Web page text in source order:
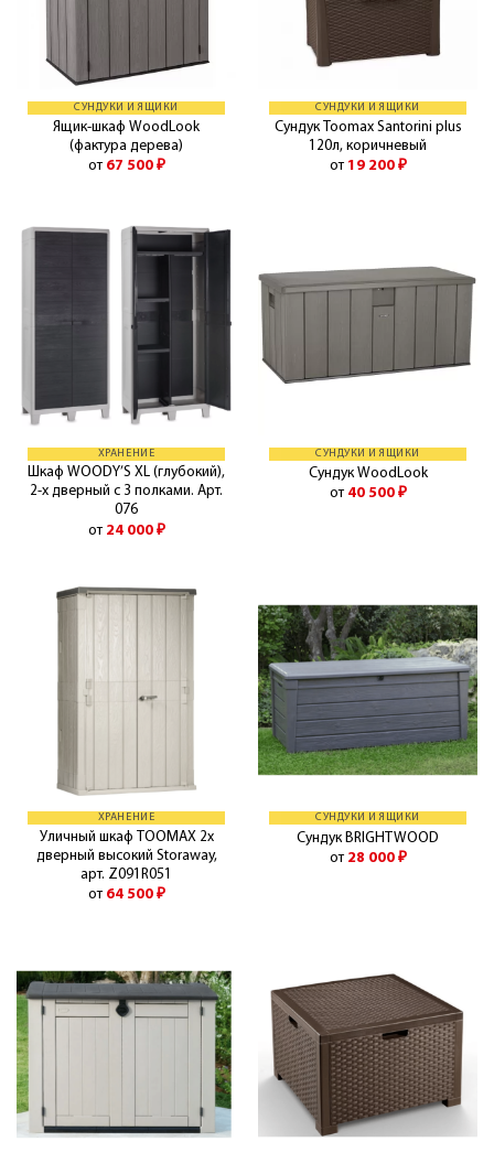
СУНДУКИ И ЯЩИКИ
Ящик-шкаф WoodLook
(фактура дерева)
от 67 500 ₽
СУНДУКИ И ЯЩИКИ
Сундук Toomax Santorini plus
120л, коричневый
от 19 200 ₽
ХРАНЕНИЕ
Шкаф WOODY’S XL (глубокий),
2-х дверный с 3 полками. Арт.
076
от 24 000 ₽
СУНДУКИ И ЯЩИКИ
Сундук WoodLook
от 40 500 ₽
ХРАНЕНИЕ
Уличный шкаф TOOMAX 2х
дверный высокий Storaway,
арт. Z091R051
от 64 500 ₽
СУНДУКИ И ЯЩИКИ
Сундук BRIGHTWOOD
от 28 000 ₽